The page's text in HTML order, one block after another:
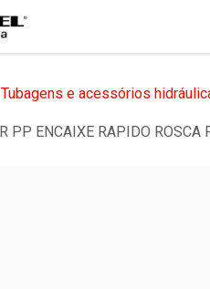
Tubagens e acessórios
PP ENCAIXE RAPIDO